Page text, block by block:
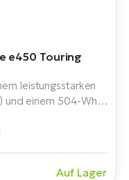
e450 Touring
leistungsstarken
einem 504-Wh-
umfassende
Auf Lager